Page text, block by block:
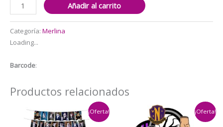
Decorativo
Cumpleaños
Merlina
mod
cantidad
Añadir al carrito
Categoría: Merlina
Loading...
Barcode:
Productos relacionados
¡Oferta! ¡Oferta!